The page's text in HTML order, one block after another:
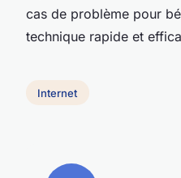
cas de problème pour
technique rapide et
Internet